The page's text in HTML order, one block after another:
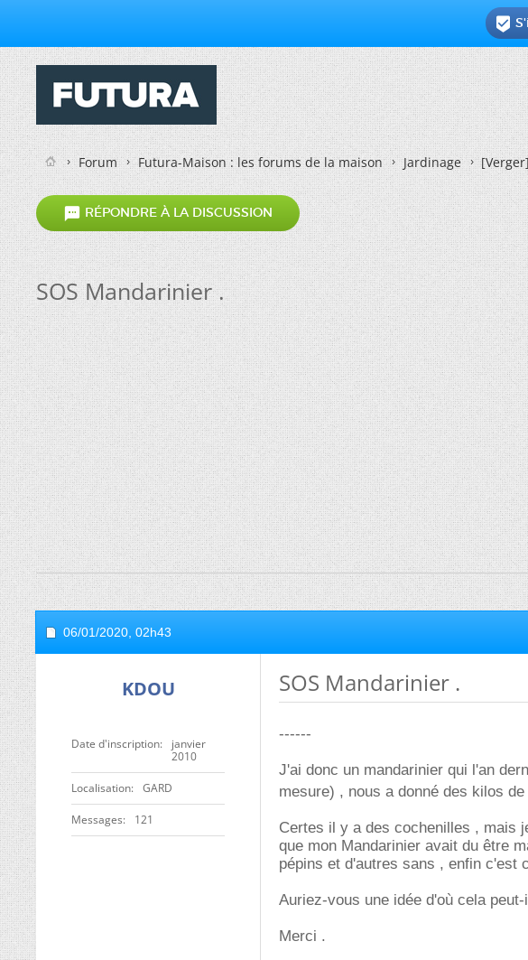

Forum Futura-Maison : les forums de la maison Jardinage
 RÉPONDRE À LA DISCUSSION
SOS Mandarinier .
06/01/2020, 02h43
KDOU
Date d'inscription
janvier
2010
Localisation GARD
Messages 121
SOS Mandarinier .
------
J'ai donc un mandarinier qui l'an
mesure) , nous a donné des kilos
Certes il y a des cochenilles , mais
que mon Mandarinier avait du être
pépins et d'autres sans , enfin c'est
Auriez-vous une idée d'où cela
Merci .